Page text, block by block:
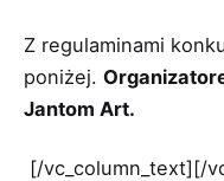
Z regulaminami
poniżej.
Jantom Art.
[/vc_column_text][/